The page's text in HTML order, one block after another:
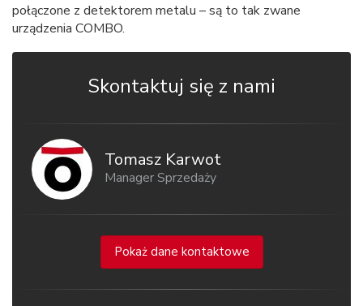
połączone z detektorem metalu – są to tak zwane
urządzenia COMBO.
Skontaktuj się z nami
Tomasz Karwot
Manager Sprzedaży
Pokaż dane kontaktowe